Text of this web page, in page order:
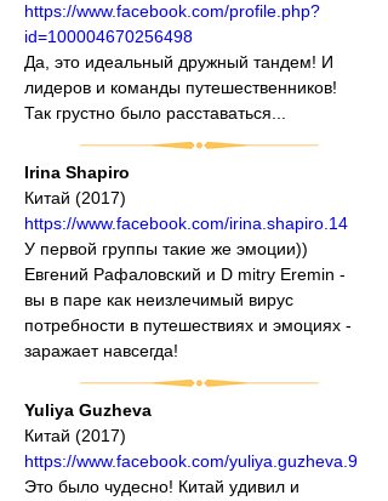
https://www.facebook.com/profile.php?
id=100004670256498
Да, это идеальный дружный тандем! И
лидеров и команды путешественников!
Так грустно было расставаться...
Irina Shapiro
Китай (2017)
https://www.facebook.com/irina.shapiro.14
У первой группы такие же эмоции))
Евгений Рафаловский и D mitry Eremin -
вы в паре как неизлечимый вирус
потребности в путешествиях и эмоциях -
заражает навсегда!
Yuliya Guzheva
Китай (2017)
https://www.facebook.com/yuliya.guzheva.9
Это было чудесно! Китай удивил и